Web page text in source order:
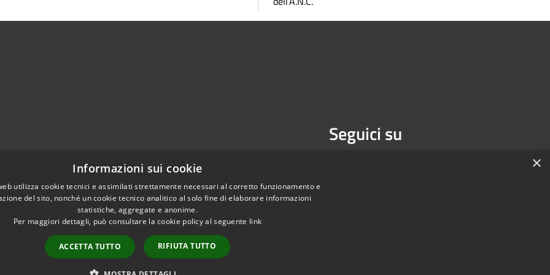
Seguici su
Area Interna
Copyright © 2026 • Comune di Melzo - Città Metropolitana di Milano • Powered by
×
Informazioni sui cookie
utilizza cookie tecnici e assimilati strettamente necessari al corretto funzionamento e
del sito, nonché un cookie tecnico analitico al solo fine di elaborare informazioni
statistiche, aggregate e anonime.
Per maggiori dettagli, può consultare la cookie policy al seguente link
ACCETTA TUTTO RIFIUTA TUTTO